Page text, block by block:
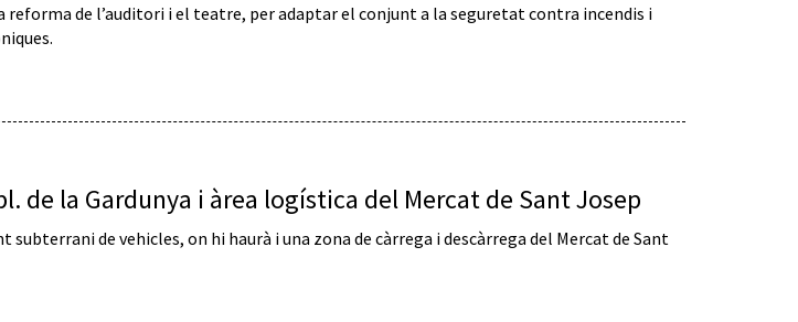
reforma de l’auditori i el teatre, per adaptar el conjunt a la seguretat contra incendis i
de la Gardunya i àrea logística del Mercat de Sant Josep
subterrani de vehicles, on hi haurà i una zona de càrrega i descàrrega del Mercat de Sant